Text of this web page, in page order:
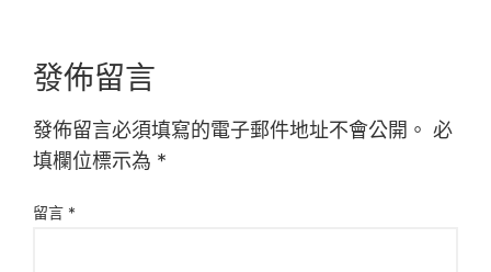
發佈留言
發佈留言必須填寫的電子郵件地址不會公開。 必
填欄位標示為 *
留言 *